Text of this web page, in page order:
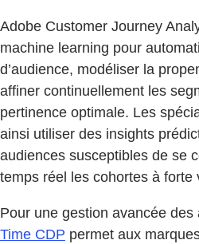
Adobe Customer Journey
machine learning pour
d’audience, modéliser la
affiner continuellement les
pertinence optimale. Les
ainsi utiliser des insights
audiences susceptibles de se
temps réel les cohortes à forte
Pour une gestion avancée des
Time CDP permet aux